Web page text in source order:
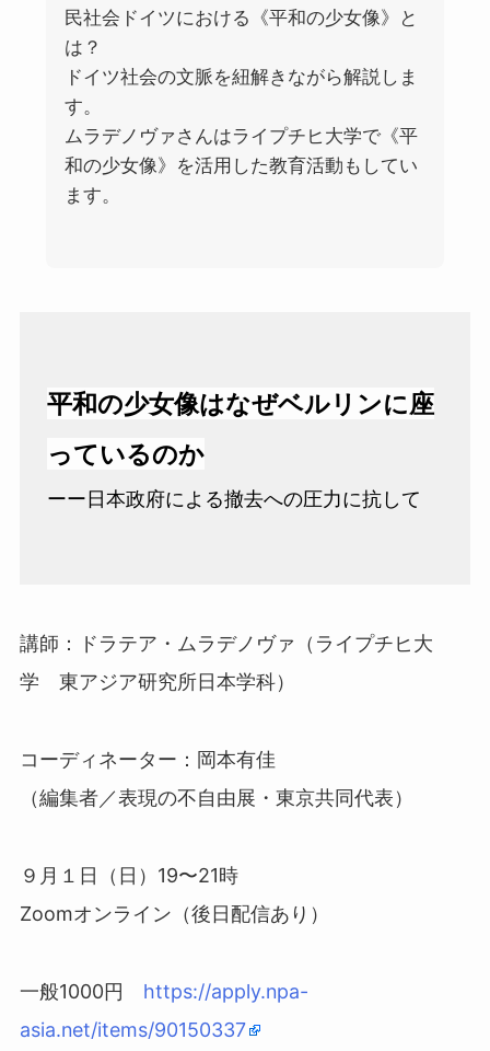
民社会ドイツにおける《平和の少女像》と
は？
ドイツ社会の文脈を紐解きながら解説しま
す。
ムラデノヴァさんはライプチヒ大学で《平
和の少女像》を活用した教育活動もしてい
ます。
平和の少女像はなぜベルリンに座
っているのか
ーー日本政府による撤去への圧力に抗して
講師：ドラテア・ムラデノヴァ（ライプチヒ大
学 東アジア研究所日本学科）
コーディネーター：岡本有佳
（編集者／表現の不自由展・東京共同代表）
９月１日（日）19〜21時
Zoomオンライン（後日配信あり）
一般1000円 https://apply.npa-
asia.net/items/90150337